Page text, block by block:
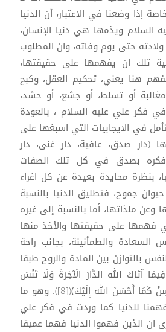
إذا وضعنا في الاعتبار، أن الدنيا
السلام ويذمها هي دنيا الإنسان،
حتى يوم وفاته، وان المطلوب
تلك ان يفهمها على حقيقتها،
هنا يعني، تحكيم العقل، وكبح
أو تسلط، أو جشع، أو حشد،
فكر علي عليه السلام ، بالعودة
في الايجابيات التي اسبغها على
(دار صدق، عافية، دار غنى، دار
بصدق في كل تلك الصفات
بنظرة محايدة بعيدة عن كل اغراء
جموح، فتطليق الدنيا بالنسبة
ملذاتها، أما بالنسبة إلى غيره
فهمها على حقيقتها والأخذ منها
والطمأنينة، بجانب راحة
بالتوازن بين المادة والروح طبقا
آتَاكَ الله الدَّارَ الْآخِرَةَ وَلَا تَنْسَ
نَصِيبَكَ مِنَ الدُّنْيَا وَأَحْسِنْ كَمَا أَحْسَنَ الله إِلَيْكَ﴾([8]). وهو ما
للدنيا كما وردت في فكر علي
ان الذين فهموا الدنيا فهما عميقا